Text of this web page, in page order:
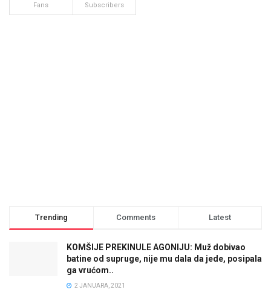
Fans Subscribers
Trending Comments Latest
KOMŠIJE PREKINULE AGONIJU: Muž dobivao
batine od supruge, nije mu dala da jede, posipala
ga vrućom..
2 JANUARA, 2021